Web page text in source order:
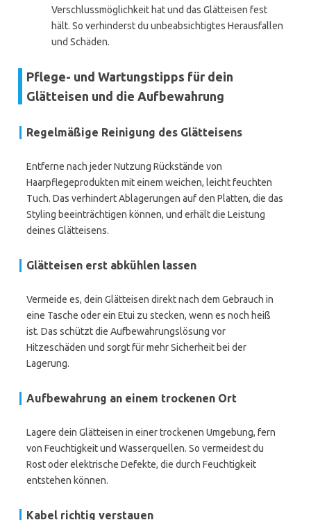
Verschlussmöglichkeit hat und das Glätteisen fest
hält. So verhinderst du unbeabsichtigtes Herausfallen
und Schäden.
Pflege- und Wartungstipps für dein
Glätteisen und die Aufbewahrung
Regelmäßige Reinigung des Glätteisens
Entferne nach jeder Nutzung Rückstände von
Haarpflegeprodukten mit einem weichen, leicht feuchten
Tuch. Das verhindert Ablagerungen auf den Platten, die das
Styling beeinträchtigen können, und erhält die Leistung
deines Glätteisens.
Glätteisen erst abkühlen lassen
Vermeide es, dein Glätteisen direkt nach dem Gebrauch in
eine Tasche oder ein Etui zu stecken, wenn es noch heiß
ist. Das schützt die Aufbewahrungslösung vor
Hitzeschäden und sorgt für mehr Sicherheit bei der
Lagerung.
Aufbewahrung an einem trockenen Ort
Lagere dein Glätteisen in einer trockenen Umgebung, fern
von Feuchtigkeit und Wasserquellen. So vermeidest du
Rost oder elektrische Defekte, die durch Feuchtigkeit
entstehen können.
Kabel richtig verstauen